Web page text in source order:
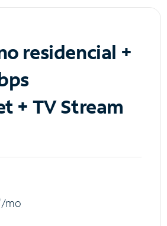
residencial +
+ TV Stream
/mo